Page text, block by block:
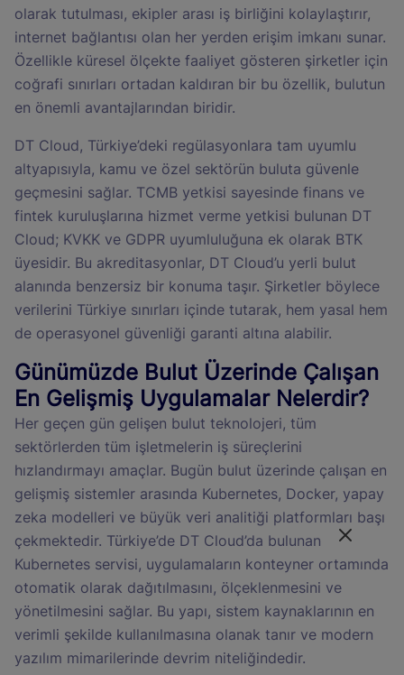
olarak tutulması, ekipler arası iş birliğini kolaylaştırır,
internet bağlantısı olan her yerden erişim imkanı sunar.
Özellikle küresel ölçekte faaliyet gösteren şirketler için
coğrafi sınırları ortadan kaldıran bir bu özellik, bulutun
en önemli avantajlarından biridir.
DT Cloud, Türkiye’deki regülasyonlara tam uyumlu
altyapısıyla, kamu ve özel sektörün buluta güvenle
geçmesini sağlar. TCMB yetkisi sayesinde finans ve
fintek kuruluşlarına hizmet verme yetkisi bulunan DT
Cloud; KVKK ve GDPR uyumluluğuna ek olarak BTK
üyesidir. Bu akreditasyonlar, DT Cloud’u yerli bulut
alanında benzersiz bir konuma taşır. Şirketler böylece
verilerini Türkiye sınırları içinde tutarak, hem yasal hem
de operasyonel güvenliği garanti altına alabilir.
Günümüzde Bulut Üzerinde Çalışan
En Gelişmiş Uygulamalar Nelerdir?
Her geçen gün gelişen bulut teknolojeri, tüm
sektörlerden tüm işletmelerin iş süreçlerini
hızlandırmayı amaçlar. Bugün bulut üzerinde çalışan en
gelişmiş sistemler arasında Kubernetes, Docker, yapay
zeka modelleri ve büyük veri analitiği platformları başı
çekmektedir. Türkiye’de DT Cloud’da bulunan
Kubernetes servisi, uygulamaların konteyner ortamında
otomatik olarak dağıtılmasını, ölçeklenmesini ve
yönetilmesini sağlar. Bu yapı, sistem kaynaklarının en
verimli şekilde kullanılmasına olanak tanır ve modern
yazılım mimarilerinde devrim niteliğindedir.